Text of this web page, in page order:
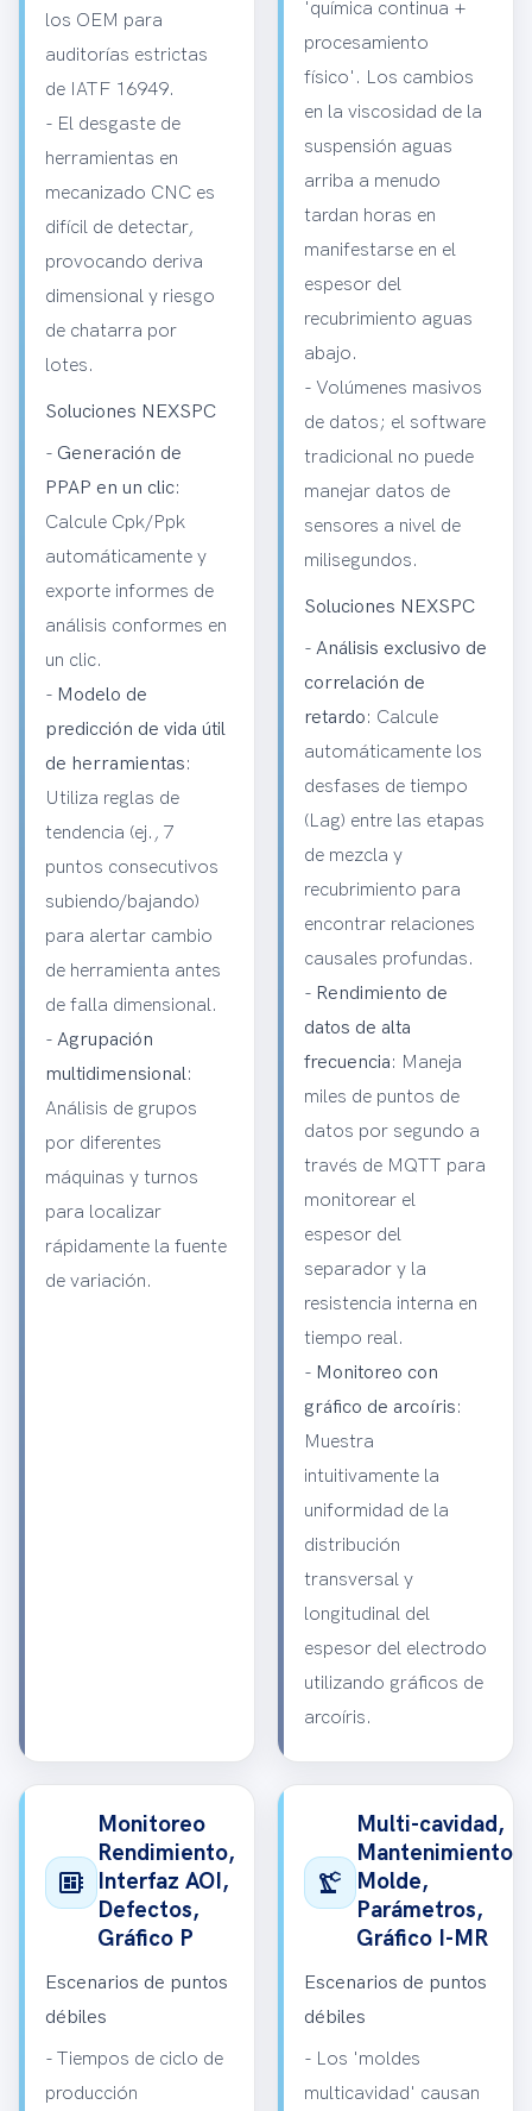
los OEM para
auditorías estrictas
de IATF 16949.
- El desgaste de
herramientas en
mecanizado CNC es
difícil de detectar,
provocando deriva
dimensional y riesgo
de chatarra por
lotes.
Soluciones NEXSPC
- Generación de
PPAP en un clic:
Calcule Cpk/Ppk
automáticamente y
exporte informes de
análisis conformes en
un clic.
- Modelo de
predicción de vida útil
de herramientas:
Utiliza reglas de
tendencia (ej., 7
puntos consecutivos
subiendo/bajando)
para alertar cambio
de herramienta antes
de falla dimensional.
- Agrupación
multidimensional:
Análisis de grupos
por diferentes
máquinas y turnos
para localizar
rápidamente la fuente
de variación.
'química continua +
procesamiento
físico'. Los cambios
en la viscosidad de la
suspensión aguas
arriba a menudo
tardan horas en
manifestarse en el
espesor del
recubrimiento aguas
abajo.
- Volúmenes masivos
de datos; el software
tradicional no puede
manejar datos de
sensores a nivel de
milisegundos.
Soluciones NEXSPC
- Análisis exclusivo de
correlación de
retardo: Calcule
automáticamente los
desfases de tiempo
(Lag) entre las etapas
de mezcla y
recubrimiento para
encontrar relaciones
causales profundas.
- Rendimiento de
datos de alta
frecuencia: Maneja
miles de puntos de
datos por segundo a
través de MQTT para
monitorear el
espesor del
separador y la
resistencia interna en
tiempo real.
- Monitoreo con
gráfico de arcoíris:
Muestra
intuitivamente la
uniformidad de la
distribución
transversal y
longitudinal del
espesor del electrodo
utilizando gráficos de
arcoíris.
developer_board
Monitoreo
Rendimiento,
Interfaz AOI,
Defectos,
Gráfico P
Escenarios de puntos
débiles
- Tiempos de ciclo de
producción
precision_manufacturing
Multi-cavidad,
Mantenimiento
Molde,
Parámetros,
Gráfico I-MR
Escenarios de puntos
débiles
- Los 'moldes
multicavidad' causan